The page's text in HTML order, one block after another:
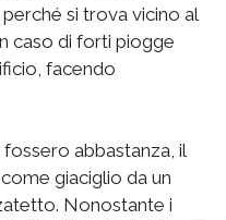
si trova vicino al
caso di forti piogge
facendo
abbastanza, il
giaciglio da un
Nonostante i